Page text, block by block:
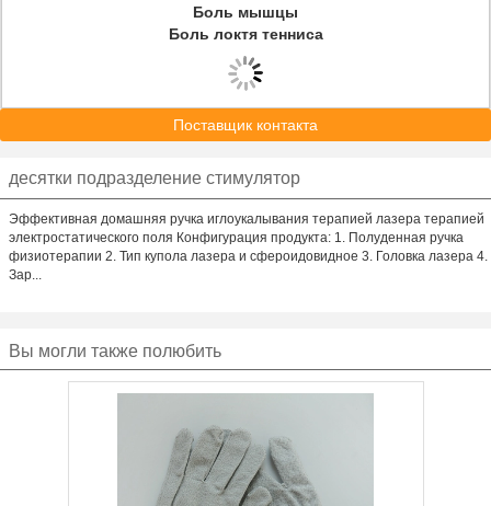
Боль мышцы
Боль локтя тенниса
Поставщик контакта
десятки подразделение стимулятор
Эффективная домашняя ручка иглоукалывания терапией лазера терапией
электростатического поля Конфигурация продукта: 1. Полуденная ручка
физиотерапии 2. Тип купола лазера и сфероидовидное 3. Головка лазера 4.
Зар...
Вы могли также полюбить